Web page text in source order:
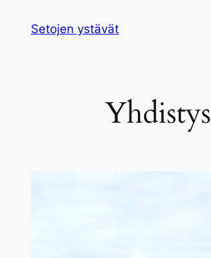
sisältöön
Setojen ystävät
Yhdistys